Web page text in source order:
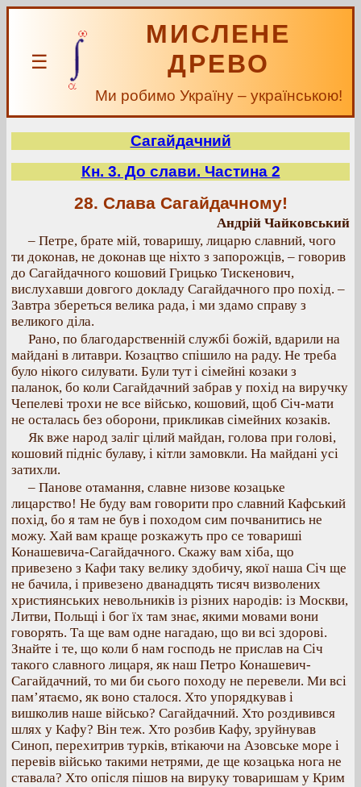
☰
МИСЛЕНЕ
ДРЕВО
Ми робимо Україну – українською!
Сагайдачний
Кн. 3. До слави. Частина 2
28. Слава Сагайдачному!
Андрій Чайковський
– Петре, брате мій, товаришу, лицарю славний, чого
ти доконав, не доконав ще ніхто з запорожців, – говорив
до Сагайдачного кошовий Грицько Тискенович,
вислухавши довгого докладу Сагайдачного про похід. –
Завтра збереться велика рада, і ми здамо справу з
великого діла.
Рано, по благодарственній службі божій, вдарили на
майдані в литаври. Козацтво спішило на раду. Не треба
було нікого силувати. Були тут і сімейні козаки з
паланок, бо коли Сагайдачний забрав у похід на виручку
Чепелеві трохи не все військо, кошовий, щоб Січ-мати
не осталась без оборони, прикликав сімейних козаків.
Як вже народ заліг цілий майдан, голова при голові,
кошовий підніс булаву, і кітли замовкли. На майдані усі
затихли.
– Панове отамання, славне низове козацьке
лицарство! Не буду вам говорити про славний Кафський
похід, бо я там не був і походом сим почванитись не
можу. Хай вам краще розкажуть про се товариші
Конашевича-Сагайдачного. Скажу вам хіба, що
привезено з Кафи таку велику здобичу, якої наша Січ ще
не бачила, і привезено дванадцять тисяч визволених
християнських невольників із різних народів: із Москви,
Литви, Польщі і бог їх там знає, якими мовами вони
говорять. Та ще вам одне нагадаю, що ви всі здорові.
Знайте і те, що коли б нам господь не прислав на Січ
такого славного лицаря, як наш Петро Конашевич-
Сагайдачний, то ми би сього походу не перевели. Ми всі
пам’ятаємо, як воно сталося. Хто упорядкував і
вишколив наше військо? Сагайдачний. Хто роздивився
шлях у Кафу? Він теж. Хто розбив Кафу, зруйнував
Синоп, перехитрив турків, втікаючи на Азовське море і
перевів військо такими нетрями, де ще козацька нога не
ставала? Хто опісля пішов на вируку товаришам у Крим